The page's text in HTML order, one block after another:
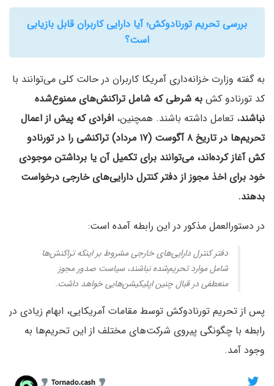
بررسی تحریم تورنادوکش؛ آیا دارایی کاربران قابل بازیابی
است؟
به گفته وزارت خزانه‌داری آمریکا کاربران در حالت کلی می‌توانند با
کد تورنادو کش به شرطی که شامل تراکنش‌های ممنوع‌شده
نباشند، تعامل داشته باشند. همچنین، افرادی که پیش از اعمال
تحریم‌ها در تاریخ ۸ آگوست (۱۷ مرداد) تراکنشی را در تورنادو
کش آغاز کرده‌اند، می‌توانند برای تکمیل آن یا برداشتن موجودی
خود برای اخذ مجوز از دفتر کنترل دارایی‌های خارجی درخواست
بدهند.
در دستورالعمل مذکور در این رابطه آمده است:
دفتر کنترل دارایی‌های خارجی مشروط بر اینکه تراکنش‌ها
شامل موارد تحریم‌شده نباشند، سیاست صدور مجوز
منعطفی در قبال چنین اپلیکیشن‌هایی خواهد داشت.
پس از تحریم تورنادوکش توسط مقامات آمریکایی، ابهام زیادی در
رابطه با چگونگی پیروی شرکت‌های مختلف از این تحریم‌ها به
وجود آمد.